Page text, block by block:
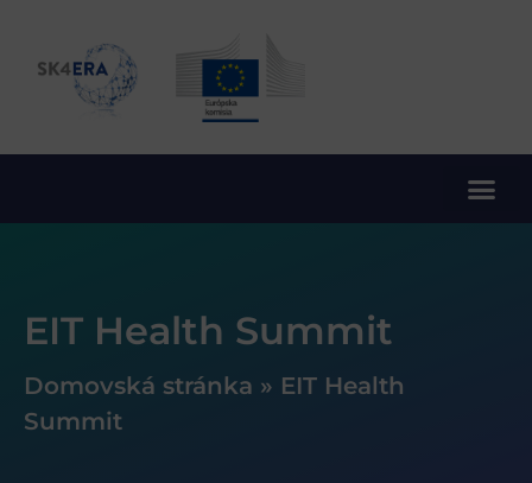
EIT Health Summit
Domovská stránka » EIT Health
Summit